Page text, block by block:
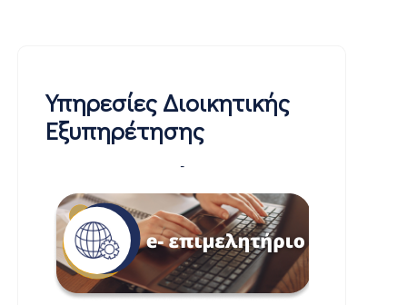
Υπηρεσίες Διοικητικής
Εξυπηρέτησης
-